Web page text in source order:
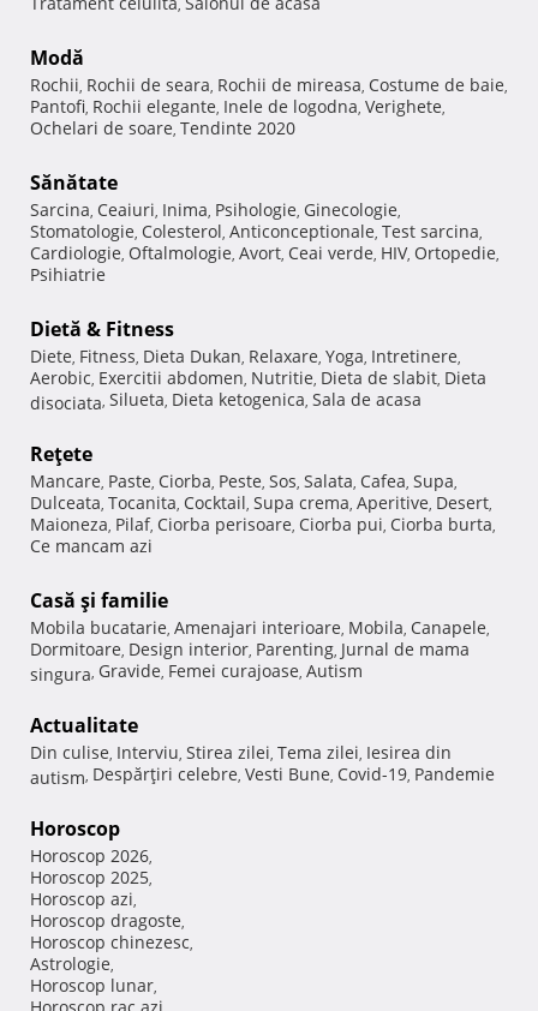
,
Modă
Rochii, Rochii de seara, Rochii de mireasa, Costume de baie,
Pantofi, Rochii elegante, Inele de logodna, Verighete,
Ochelari de soare, Tendinte 2020
Sănătate
Sarcina, Ceaiuri, Inima, Psihologie, Ginecologie,
Stomatologie, Colesterol, Anticonceptionale, Test sarcina,
Cardiologie, Oftalmologie, Avort, Ceai verde, HIV, Ortopedie,
Psihiatrie
Dietă & Fitness
Diete, Fitness, Dieta Dukan, Relaxare, Yoga, Intretinere,
Aerobic, Exercitii abdomen, Nutritie, Dieta de slabit, Dieta
disociata, Silueta, Dieta ketogenica, Sala de acasa
Reţete
Mancare, Paste, Ciorba, Peste, Sos, Salata, Cafea, Supa,
Dulceata, Tocanita, Cocktail, Supa crema, Aperitive, Desert,
Maioneza, Pilaf, Ciorba perisoare, Ciorba pui, Ciorba burta,
Ce mancam azi
Casă şi familie
Mobila bucatarie, Amenajari interioare, Mobila, Canapele,
Dormitoare, Design interior, Parenting, Jurnal de mama
singura, Gravide, Femei curajoase, Autism
Actualitate
Din culise, Interviu, Stirea zilei, Tema zilei, Iesirea din
autism, Despărţiri celebre, Vesti Bune, Covid-19, Pandemie
Horoscop
Horoscop 2026,
Horoscop 2025,
Horoscop azi,
Horoscop dragoste,
Horoscop chinezesc,
Astrologie,
Horoscop lunar,